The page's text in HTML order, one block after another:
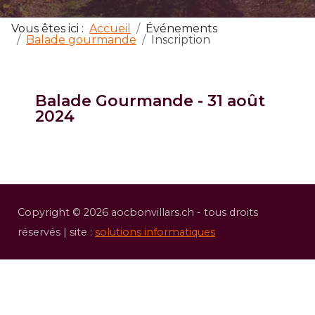
Vous êtes ici : Accueil
Événements
Balade gourmande
Inscription
Balade Gourmande - 31 août
2024
Copyright © 2026 aocbonvillars.ch - tous droits
réservés | site : solutions informatiques